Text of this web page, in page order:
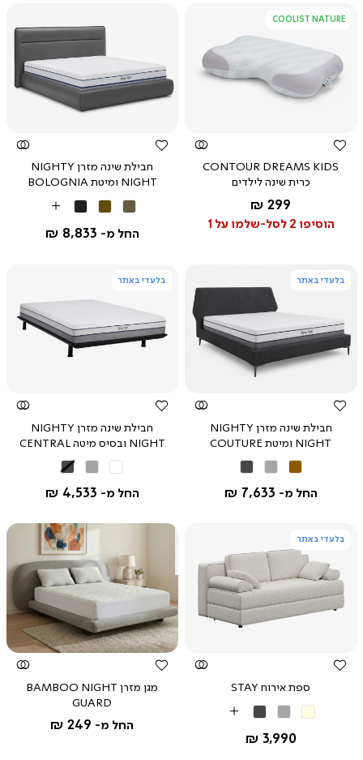
COOLIST NATURE
צפייה
CONTOUR DREAMS KIDS
כרית שינה לילדים
החל מ-
299 ₪
הוסיפו 2 לסל-שלמו על 1
צפייה
מהירה
חבילת שינה מזרן NIGHTY
NIGHT ומיטת BOLOGNIA
אפור
More
Colors
החל מ- 8,833 ₪
בלעדי באתר
צפייה
מהירה
חבילת שינה מזרן NIGHTY
NIGHT ומיטת COUTURE
החל מ- 7,633 ₪
בלעדי באתר
צפייה
חבילת שינה מזרן NIGHTY
NIGHT ובסיס מיטה CENTRAL
אפוראפור
החל מ- 4,533 ₪
בלעדי באתר
צפייה
מהירה
ספת אירוח STAY
אפור
More
Colors
החל מ-
3,990 ₪
מהירה
מגן מזרן BAMBOO NIGHT
GUARD
החל מ- 249 ₪